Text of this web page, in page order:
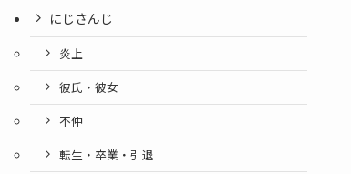
にじさんじ
炎上
彼氏・彼女
不仲
転生・卒業・引退